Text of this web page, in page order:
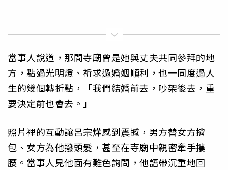
當事人說道，那間寺廟曾是她與丈夫共同參拜的地
方，點過光明燈、祈求過婚姻順利，也一同度過人
生的幾個轉折點，「我們結婚前去，吵架後去，重
要決定前也會去。」
照片裡的互動讓呂宗燁感到震撼，男方替女方揹
包、女方為他撥頭髮，甚至在寺廟中親密牽手摟
腰。當事人見他面有難色詢問，他語帶沉重地回